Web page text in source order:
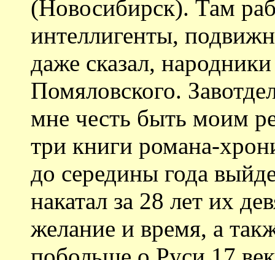
(Новосибирск). Там
интеллигенты,
даже сказал,
Помяловского.
мне честь быть моим
три книги романа-
до середины года
накатал за 28 лет их
желание и время, а